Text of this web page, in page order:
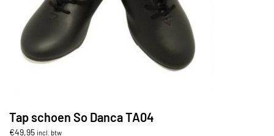
Tap schoen So Danca TA04
€49,95 incl. btw